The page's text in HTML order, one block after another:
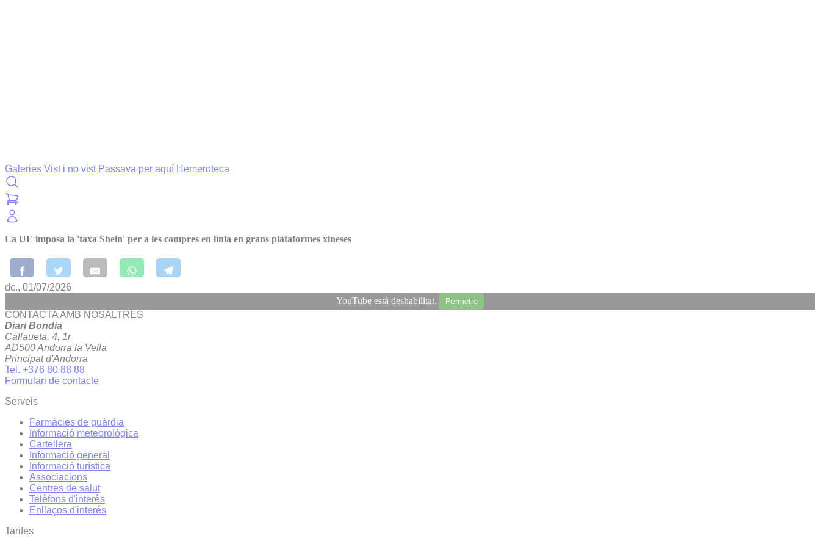
Galeries Vist i no vist Passava per aquí Hemeroteca
La UE imposa la 'taxa Shein' per a les compres en línia en grans plataformes xineses
dc., 01/07/2026
YouTube està deshabilitat.
Permetre
CONTACTA AMB NOSALTRES
Diari Bondia
Callaueta, 4, 1r
AD500 Andorra la Vella
Principat d'Andorra
Tel. +376 80 88 88
Formulari de contacte
Serveis
Farmàcies de guàrdia
Informació meteorològica
Cartellera
Informació general
Informació turística
Associacions
Centres de salut
Telèfons d'interès
Enllaços d'interés
Tarifes